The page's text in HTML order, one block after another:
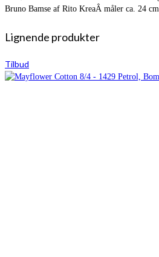
Bruno Bamse af Rito KreaÂ måler ca. 24
Lignende produkter
Tilbud